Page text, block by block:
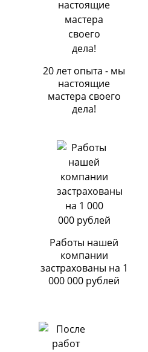
20 лет опыта - мы
настоящие
мастера своего
дела!
Работы нашей
компании
застрахованы на 1
000 000 рублей